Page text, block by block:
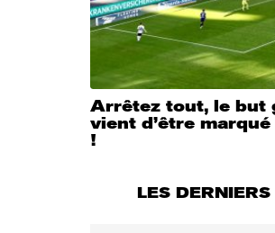
Arrêtez tout, le but
vient d’être
!
LES